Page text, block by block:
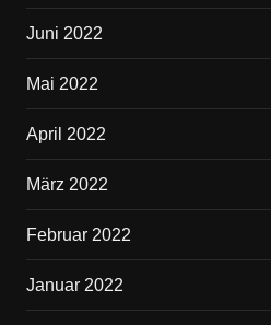
Juni 2022
Mai 2022
April 2022
März 2022
Februar 2022
Januar 2022